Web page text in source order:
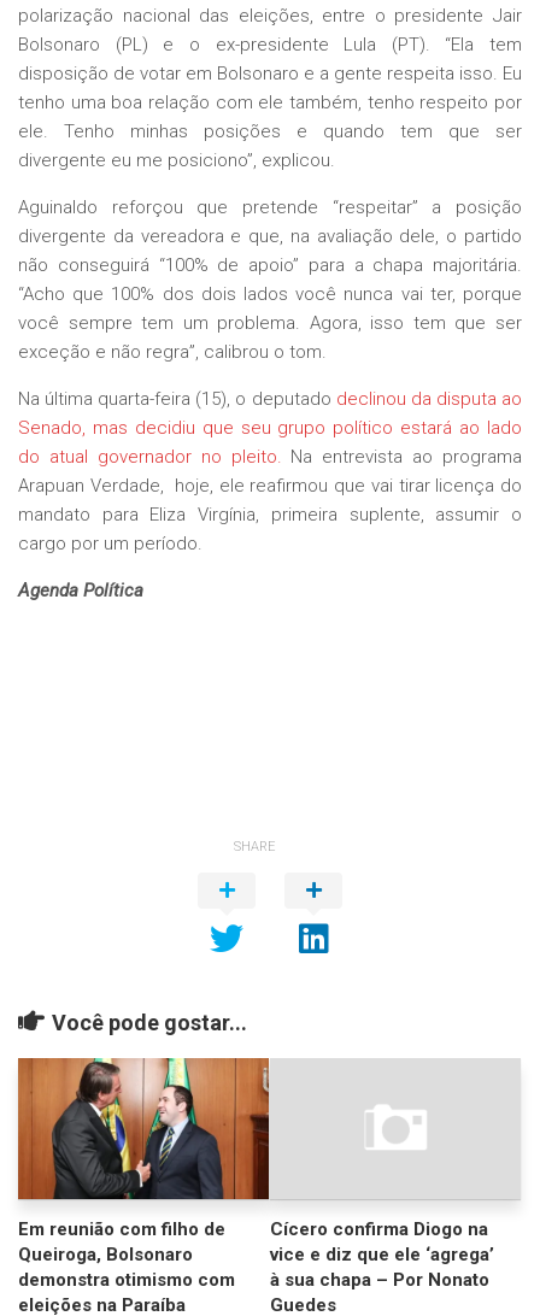
polarização nacional das eleições, entre o presidente Jair
Bolsonaro (PL) e o ex-presidente Lula (PT). “Ela tem
disposição de votar em Bolsonaro e a gente respeita isso. Eu
tenho uma boa relação com ele também, tenho respeito por
ele. Tenho minhas posições e quando tem que ser
divergente eu me posiciono”, explicou.
Aguinaldo reforçou que pretende “respeitar” a posição
divergente da vereadora e que, na avaliação dele, o partido
não conseguirá “100% de apoio” para a chapa majoritária.
“Acho que 100% dos dois lados você nunca vai ter, porque
você sempre tem um problema. Agora, isso tem que ser
exceção e não regra”, calibrou o tom.
Na última quarta-feira (15), o deputado declinou da disputa ao
Senado, mas decidiu que seu grupo político estará ao lado
do atual governador no pleito. Na entrevista ao programa
Arapuan Verdade, hoje, ele reafirmou que vai tirar licença do
mandato para Eliza Virgínia, primeira suplente, assumir o
cargo por um período.
Agenda Política
SHARE
Você pode gostar...
Em reunião com filho de
Queiroga, Bolsonaro
demonstra otimismo com
eleições na Paraíba
Cícero confirma Diogo na
vice e diz que ele ‘agrega’
à sua chapa – Por Nonato
Guedes